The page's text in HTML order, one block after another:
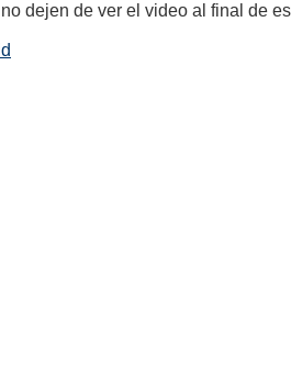
dejen de ver el video al final de